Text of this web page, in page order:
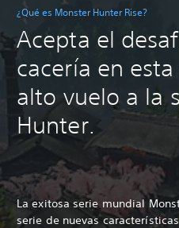
¿Qué es Monster Hunter Rise?
Acepta el
cacería en
alto vuelo a la
Hunter.
La exitosa serie mundial
serie de nuevas